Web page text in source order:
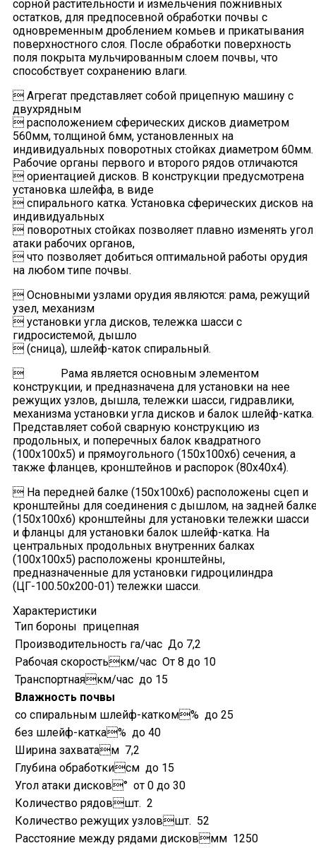
сорной растительности и измельчения пожнивных
остатков, для предпосевной обработки почвы с
одновременным дроблением комьев и прикатывания
поверхностного слоя. После обработки поверхность
поля покрыта мульчированным слоем почвы, что
способствует сохранению влаги.
 Агрегат представляет собой прицепную машину с
двухрядным
 расположением сферических дисков диаметром
560мм, толщиной 6мм, установленных на
индивидуальных поворотных стойках диаметром 60мм.
Рабочие органы первого и второго рядов отличаются
 ориентацией дисков. В конструкции предусмотрена
установка шлейфа, в виде
 спирального катка. Установка сферических дисков на
индивидуальных
 поворотных стойках позволяет плавно изменять угол
атаки рабочих органов,
 что позволяет добиться оптимальной работы орудия
на любом типе почвы.
 Основными узлами орудия являются: рама, режущий
узел, механизм
 установки угла дисков, тележка шасси с
гидросистемой, дышло
 (сница), шлейф-каток спиральный.
 Рама является основным элементом
конструкции, и предназначена для установки на нее
режущих узлов, дышла, тележки шасси, гидравлики,
механизма установки угла дисков и балок шлейф-катка.
Представляет собой сварную конструкцию из
продольных, и поперечных балок квадратного
(100x100x5) и прямоугольного (150x100x6) сечения, а
также фланцев, кронштейнов и распорок (80x40x4).
 На передней балке (150x100x6) расположены сцеп и
кронштейны для соединения с дышлом, на задней
(150x100x6) кронштейны для установки тележки шасси
и фланцы для установки балок шлейф-катка. На
центральных продольных внутренних балках
(100x100x5) расположены кронштейны,
предназначенные для установки гидроцилиндра
(ЦГ-100.50х200-01) тележки шасси.
Характеристики
Тип бороны прицепная
Производительность га/час До 7,2
Рабочая скоростькм/час От 8 до 10
Транспортнаякм/час до 15
Влажность почвы
со спиральным шлейф-катком% до 25
без шлейф-катка% до 40
Ширина захватам 7,2
Глубина обработкисм до 15
Угол атаки дисков° от 0 до 30
Количество рядовшт. 2
Количество режущих узловшт. 52
Расстояние между рядами дисковмм 1250